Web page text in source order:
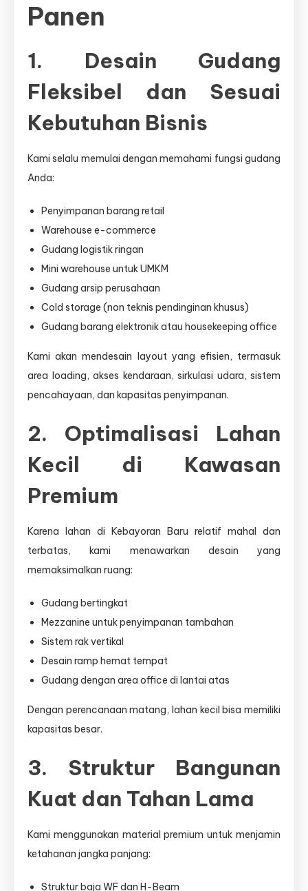
Panen
1. Desain Gudang
Fleksibel dan Sesuai
Kebutuhan Bisnis
Kami selalu memulai dengan memahami fungsi gudang
Anda:
Penyimpanan barang retail
Warehouse e-commerce
Gudang logistik ringan
Mini warehouse untuk UMKM
Gudang arsip perusahaan
Cold storage (non teknis pendinginan khusus)
Gudang barang elektronik atau housekeeping office
Kami akan mendesain layout yang efisien, termasuk
area loading, akses kendaraan, sirkulasi udara, sistem
pencahayaan, dan kapasitas penyimpanan.
2. Optimalisasi Lahan
Kecil di Kawasan
Premium
Karena lahan di Kebayoran Baru relatif mahal dan
terbatas, kami menawarkan desain yang
memaksimalkan ruang:
Gudang bertingkat
Mezzanine untuk penyimpanan tambahan
Sistem rak vertikal
Desain ramp hemat tempat
Gudang dengan area office di lantai atas
Dengan perencanaan matang, lahan kecil bisa memiliki
kapasitas besar.
3. Struktur Bangunan
Kuat dan Tahan Lama
Kami menggunakan material premium untuk menjamin
ketahanan jangka panjang:
Struktur baja WF dan H-Beam